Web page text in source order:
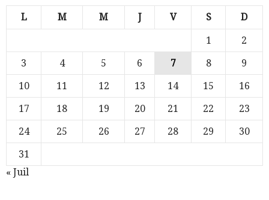
L M M J V S D
1
2
3
4 5 6 7 8
9
10
11 12 13 14 15
16
17
18 19 20 21 22
23
24
25 26 27 28 29
30
31
« Juil